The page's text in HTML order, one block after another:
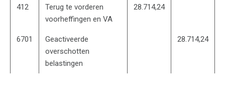
412
Terug te vorderen
voorheffingen en VA
28.714,24
6701
Geactiveerde
overschotten
belastingen
28.714,24